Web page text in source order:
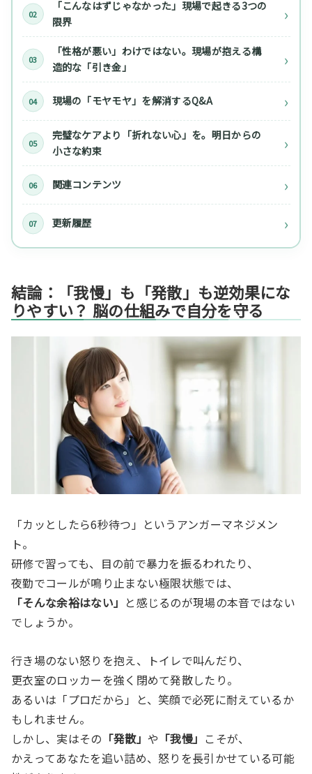
「こんなはずじゃなかった」現場で起きる3つの
限界
「性格が悪い」わけではない。現場が抱える構
造的な「引き金」
現場の「モヤモヤ」を解消するQ&A
完璧なケアより「折れない心」を。明日からの
小さな約束
関連コンテンツ
更新履歴
結論：「我慢」も「発散」も逆効果にな
りやすい？ 脳の仕組みで自分を守る
「カッとしたら6秒待つ」というアンガーマネジメン
ト。
研修で習っても、目の前で暴力を振るわれたり、
夜勤でコールが鳴り止まない極限状態では、
「そんな余裕はない」 と感じるのが現場の本音ではない
でしょうか。
行き場のない怒りを抱え、トイレで叫んだり、
更衣室のロッカーを強く閉めて発散したり。
あるいは「プロだから」と、笑顔で必死に耐えているか
もしれません。
しかし、実はその 「発散」 や 「我慢」 こそが、
かえってあなたを追い詰め、怒りを長引かせている可能